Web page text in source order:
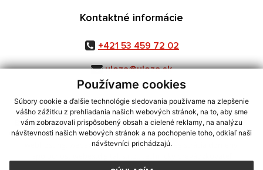
Používame cookies
Súbory cookie a ďalšie technológie sledovania používame na zlepšenie
vášho zážitku z prehliadania našich webových stránok, na to, aby sme
vám zobrazovali prispôsobený obsah a cielené reklamy, na analýzu
návštevnosti našich webových stránok a na pochopenie toho, odkiaľ naši
návštevníci prichádzajú.
Kontaktné informácie
+421 53 459 72 02
uloza@uloza.sk
využite možnosť získavania aktuálnych informácií s využitím RSS
CMS systém (redakčný) systém ECHELON 2,Mapa stránok,web portál
webex.digital, s.r.o.,domény,registrácia domény